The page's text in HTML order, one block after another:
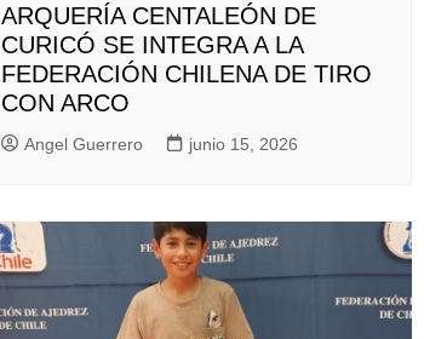
ARQUERÍA CENTALEÓN DE
CURICÓ SE INTEGRA A LA
FEDERACIÓN CHILENA DE TIRO
CON ARCO
Angel Guerrero junio 15, 2026